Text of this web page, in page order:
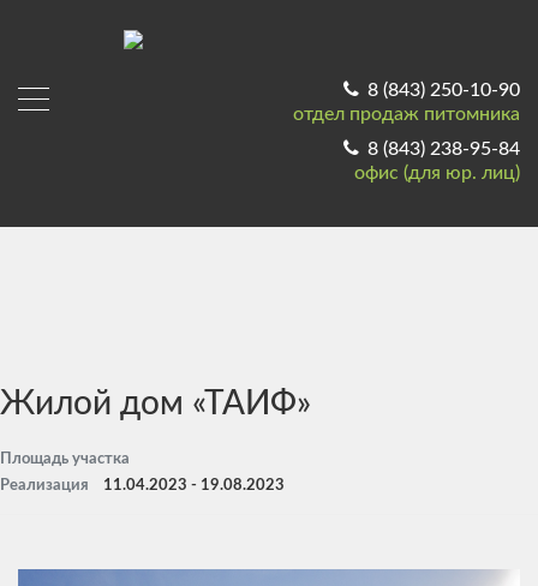
8 (843) 250-10-90
отдел продаж питомника
8 (843) 238-95-84
офис (для юр. лиц)
Жилой дом «ТАИФ»
Площадь участка
Реализация
11.04.2023 - 19.08.2023